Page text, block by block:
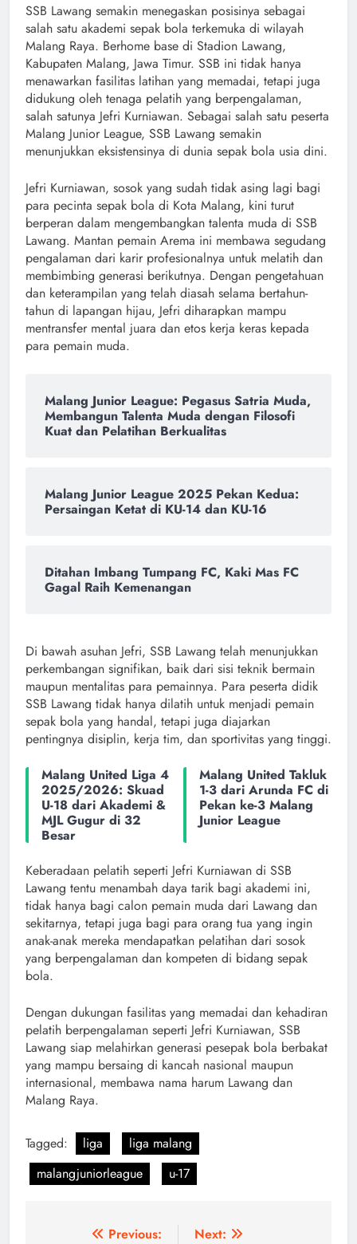
SSB Lawang semakin menegaskan posisinya sebagai
salah satu akademi sepak bola terkemuka di wilayah
Malang Raya. Berhome base di Stadion Lawang,
Kabupaten Malang, Jawa Timur. SSB ini tidak hanya
menawarkan fasilitas latihan yang memadai, tetapi juga
didukung oleh tenaga pelatih yang berpengalaman,
salah satunya Jefri Kurniawan. Sebagai salah satu peserta
Malang Junior League, SSB Lawang semakin
menunjukkan eksistensinya di dunia sepak bola usia dini.
Jefri Kurniawan, sosok yang sudah tidak asing lagi bagi
para pecinta sepak bola di Kota Malang, kini turut
berperan dalam mengembangkan talenta muda di SSB
Lawang. Mantan pemain Arema ini membawa segudang
pengalaman dari karir profesionalnya untuk melatih dan
membimbing generasi berikutnya. Dengan pengetahuan
dan keterampilan yang telah diasah selama bertahun-
tahun di lapangan hijau, Jefri diharapkan mampu
mentransfer mental juara dan etos kerja keras kepada
para pemain muda.
Malang Junior League: Pegasus Satria Muda,
Membangun Talenta Muda dengan Filosofi
Kuat dan Pelatihan Berkualitas
Malang Junior League 2025 Pekan Kedua:
Persaingan Ketat di KU-14 dan KU-16
Ditahan Imbang Tumpang FC, Kaki Mas FC
Gagal Raih Kemenangan
Di bawah asuhan Jefri, SSB Lawang telah menunjukkan
perkembangan signifikan, baik dari sisi teknik bermain
maupun mentalitas para pemainnya. Para peserta didik
SSB Lawang tidak hanya dilatih untuk menjadi pemain
sepak bola yang handal, tetapi juga diajarkan
pentingnya disiplin, kerja tim, dan sportivitas yang tinggi.
Malang United Liga 4
2025/2026: Skuad
U-18 dari Akademi &
MJL Gugur di 32
Besar
Malang United Takluk
1-3 dari Arunda FC di
Pekan ke-3 Malang
Junior League
Keberadaan pelatih seperti Jefri Kurniawan di SSB
Lawang tentu menambah daya tarik bagi akademi ini,
tidak hanya bagi calon pemain muda dari Lawang dan
sekitarnya, tetapi juga bagi para orang tua yang ingin
anak-anak mereka mendapatkan pelatihan dari sosok
yang berpengalaman dan kompeten di bidang sepak
bola.
Dengan dukungan fasilitas yang memadai dan kehadiran
pelatih berpengalaman seperti Jefri Kurniawan, SSB
Lawang siap melahirkan generasi pesepak bola berbakat
yang mampu bersaing di kancah nasional maupun
internasional, membawa nama harum Lawang dan
Malang Raya.
Tagged: liga
liga malang
malangjuniorleague
u-17
NavigasiPrevious: Next: